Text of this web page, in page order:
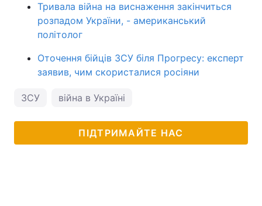
Тривала війна на виснаження закінчиться
розпадом України, - американський
політолог
Оточення бійців ЗСУ біля Прогресу: експерт
заявив, чим скористалися росіяни
ЗСУ війна в Україні
ПІДТРИМАЙТЕ НАС